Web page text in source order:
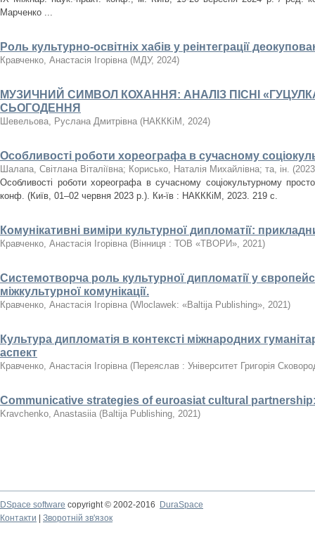
Марченко ...
Роль культурно-освітніх хабів у реінтеграції
Кравченко, Анастасія Ігорівна (МДУ, 2024)
МУЗИЧНИЙ СИМВОЛ КОХАННЯ: АНАЛІЗ ПІСНІ
СЬОГОДЕННЯ
Шевельова, Руслана Дмитрівна (НАКККіМ , 2024)
Особливості роботи хореографа в сучасному
Шалапа, Світлана Віталіївна; Корисько, Наталія Михайлівна; та, ін. (2023
Особливості роботи хореографа в сучасному соціокультурному
конф. (Київ, 01–02 червня 2023 р.). Ки-їв : НАКККіМ, 2023. 219 с.
Комунікативні виміри культурної дипломатії:
Кравченко, Анастасія Ігорівна (Вінниця : ТОВ «ТВОРИ», 2021)
Системотворча роль культурної дипломатії у
міжкультурної комунікації.
Кравченко, Анастасія Ігорівна (Wloclawek: «Baltija Publishing», 2021)
Культура дипломатія в контексті міжнародних
аспект
Кравченко, Анастасія Ігорівна (Переяслав : Університет Григорія
Communicative strategies of euroasiat cultural
Kravchenko, Anastasiia (Baltija Publishing, 2021)
DSpace software copyright © 2002-2016
DuraSpace
Контакти
Зворотній зв'язок